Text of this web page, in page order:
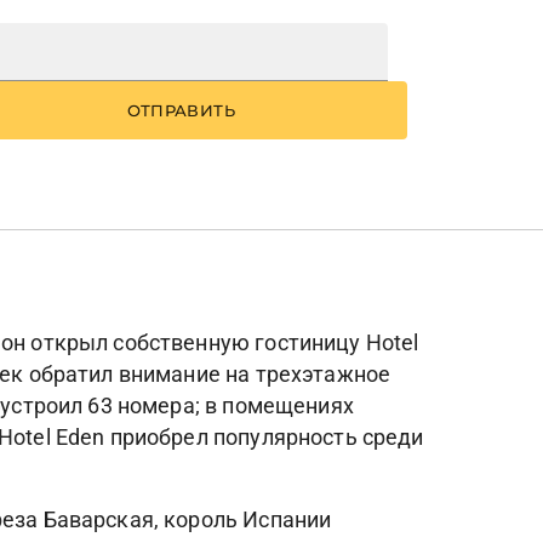
ОТПРАВИТЬ
открыл собственную гостиницу Hotel
обратил внимание на трехэтажное
63 номера; в помещениях
Eden приобрел популярность среди
Баварская, король Испании